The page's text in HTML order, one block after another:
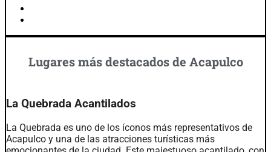
Lugares más destacados de Acapulco
La Quebrada Acantilados
La Quebrada es uno de los íconos más representativos de
Acapulco y una de las atracciones turísticas más